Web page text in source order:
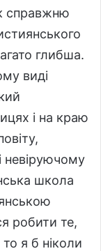
справжню
глибша.
виді
і на краю
невіруючому
школа
робити те,
я б ніколи